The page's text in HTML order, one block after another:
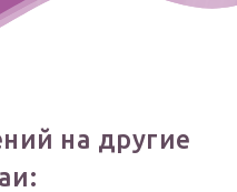
на другие